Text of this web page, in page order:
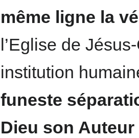
même ligne la
l’Eglise de
institution
funeste
Dieu son